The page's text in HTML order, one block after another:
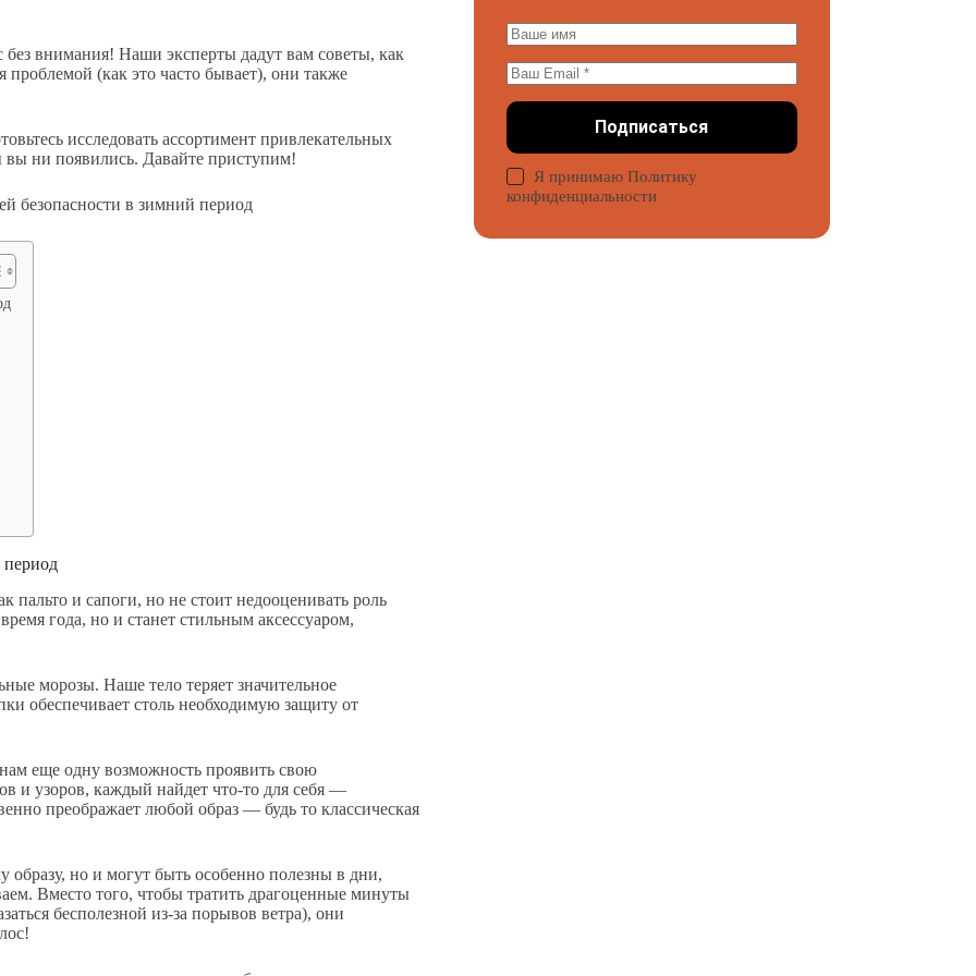
внимания! Наши эксперты дадут вам советы, как
проблемой (как это часто бывает), они также
исследовать ассортимент привлекательных
вы ни появились. Давайте приступим!
период
пальто и сапоги, но не стоит недооценивать роль
года, но и станет стильным аксессуаром,
морозы. Наше тело теряет значительное
обеспечивает столь необходимую защиту от
еще одну возможность проявить свою
и узоров, каждый найдет что-то для себя —
преображает любой образ — будь то классическая
но и могут быть особенно полезны в дни,
Вместо того, чтобы тратить драгоценные минуты
бесполезной из-за порывов ветра), они
Подписаться
Я принимаю Политику
конфиденциальности